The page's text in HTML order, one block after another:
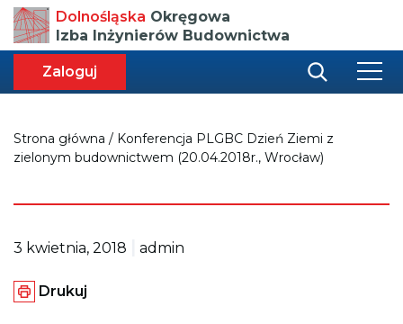
Przenosi
do
strony
głównej
Dolnośląska Okręgowa
Izba Inżynierów Budownictwa
Zaloguj
Strona główna / Konferencja PLGBC Dzień Ziemi z
zielonym budownictwem (20.04.2018r., Wrocław)
3 kwietnia, 2018 admin
G
e
Drukuj